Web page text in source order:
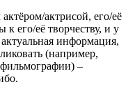
актрисой, его/её
его/её творчеству, и у
информация,
(например,
–